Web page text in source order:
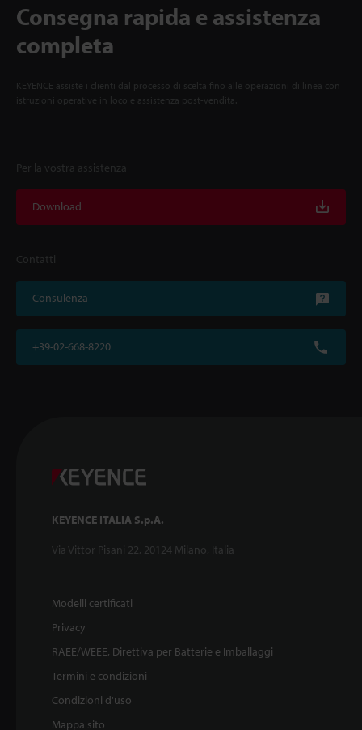
Consegna rapida e assistenza
completa
KEYENCE assiste i clienti dal processo di scelta fino alle operazioni di linea con
istruzioni operative in loco e assistenza post-vendita.
Per la vostra assistenza
Download
Contatti
Consulenza
+39-02-668-8220
KEYENCE ITALIA S.p.A.
Via Vittor Pisani 22, 20124 Milano, Italia
Modelli certificati
Privacy
RAEE/WEEE, Direttiva per Batterie e Imballaggi
Termini e condizioni
Condizioni d'uso
Mappa sito